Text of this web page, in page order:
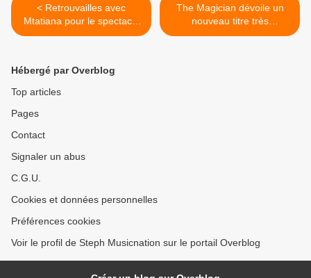
< Retrouvailles avec
Mtatiana pour le spectacle
« I Love Piaf » !
The Magician dévoile un
nouveau titre très
accrocheur ! >
Hébergé par Overblog
Top articles
Pages
Contact
Signaler un abus
C.G.U.
Cookies et données personnelles
Préférences cookies
Voir le profil de Steph Musicnation sur le portail Overblog